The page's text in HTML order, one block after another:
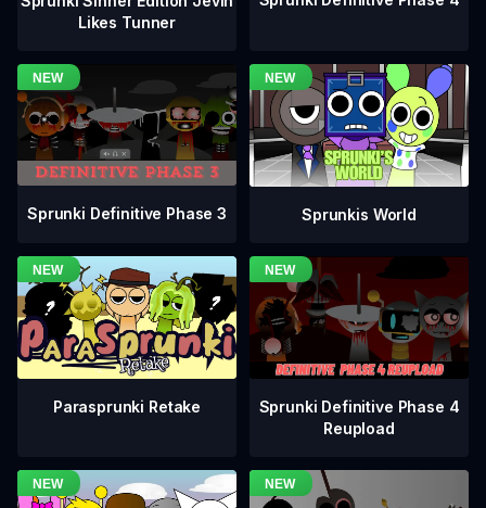
Likes Tunner
Sprunki Definitive Phase 3 Sprunkis World
Parasprunki Retake
Sprunki Definitive Phase 4
Reupload